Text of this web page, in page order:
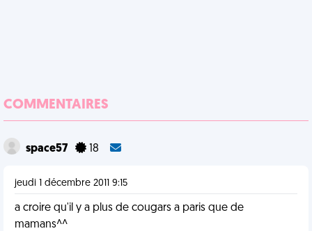
COMMENTAIRES
space57 18
jeudi 1 décembre 2011 9:15
a croire qu'il y a plus de cougars a paris que de
mamans^^